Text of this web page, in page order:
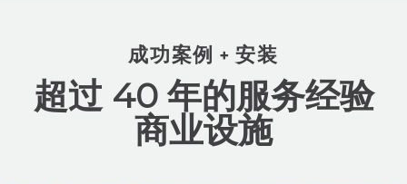
成功案例 + 安装
超过 40 年的服务经验
商业设施